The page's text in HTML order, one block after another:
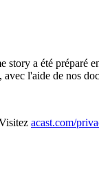
story a été préparé
avec l'aide de nos
acast.com/